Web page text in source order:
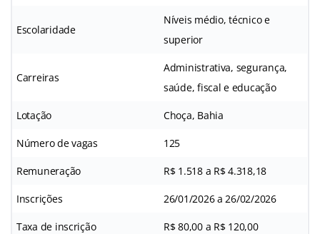
Escolaridade
Níveis médio, técnico e
superior
Carreiras
Administrativa, segurança,
saúde, fiscal e educação
Lotação Choça, Bahia
Número de vagas 125
Remuneração R$ 1.518 a R$ 4.318,18
Inscrições 26/01/2026 a 26/02/2026
Taxa de inscrição R$ 80,00 a R$ 120,00